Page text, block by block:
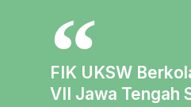
FIK UKSW
VII Jawa Tengah